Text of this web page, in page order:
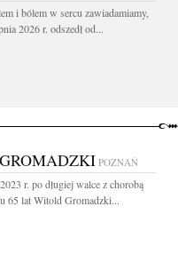
i bólem w sercu zawiadamiamy,
2026 r. odszedł od...
POZNAŃ
r. po długiej walce z chorobą
65 lat Witold Gromadzki...